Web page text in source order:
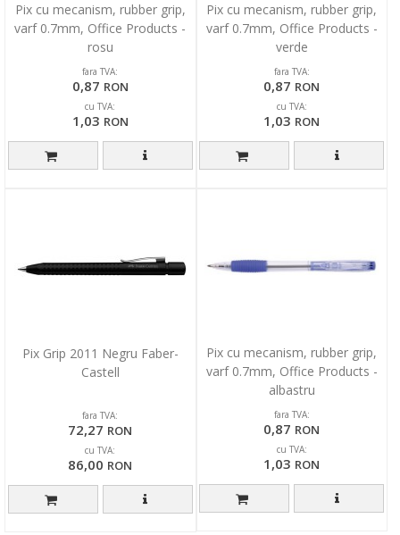
Pix cu mecanism, rubber grip,
varf 0.7mm, Office Products -
rosu
fara TVA:
0,87 RON
cu TVA:
1,03 RON
Pix cu mecanism, rubber grip,
varf 0.7mm, Office Products -
verde
fara TVA:
0,87 RON
cu TVA:
1,03 RON
Pix Grip 2011 Negru Faber-
Castell
fara TVA:
72,27 RON
cu TVA:
86,00 RON
Pix cu mecanism, rubber grip,
varf 0.7mm, Office Products -
albastru
fara TVA:
0,87 RON
cu TVA:
1,03 RON